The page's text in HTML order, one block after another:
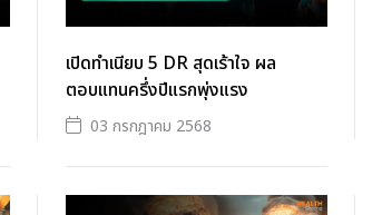
เปิดทำเนียบ 5 DR สุดเร้าใจ ผล
ตอบแทนครึ่งปีแรกพุ่งแรง
03 กรกฎาคม 2568